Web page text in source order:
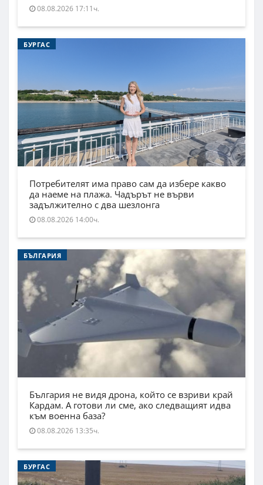
08.08.2026 17:11ч.
БУРГАС
Потребителят има право сам да избере какво
да наеме на плажа. Чадърът не върви
задължително с два шезлонга
08.08.2026 14:00ч.
БЪЛГАРИЯ
България не видя дрона, който се взриви край
Кардам. А готови ли сме, ако следващият идва
към военна база?
08.08.2026 13:35ч.
БУРГАС